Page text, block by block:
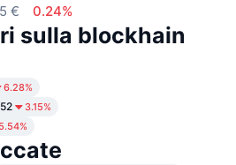
€ 0.24%
sulla blockhain
6.28%
3.15%
5.54%